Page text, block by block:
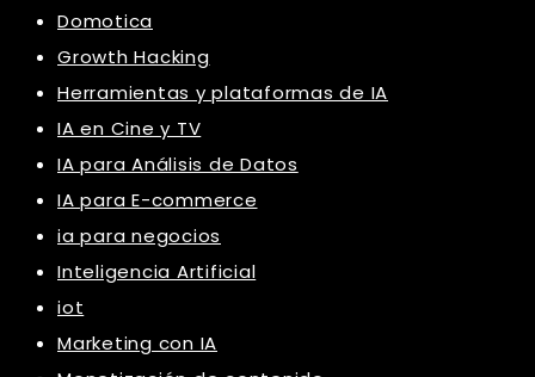
Domotica
Growth Hacking
Herramientas y plataformas de IA
IA en Cine y TV
IA para Análisis de Datos
IA para E-commerce
ia para negocios
Inteligencia Artificial
iot
Marketing con IA